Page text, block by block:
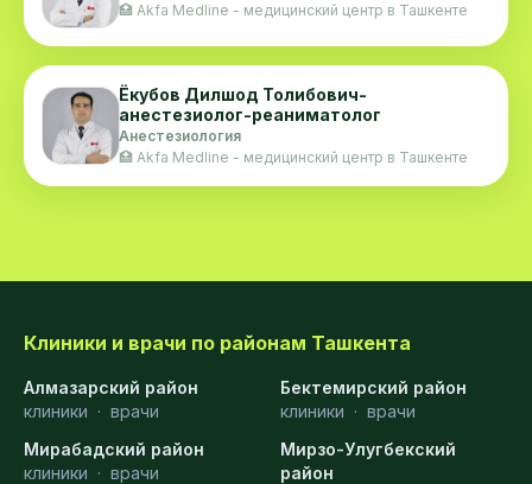
🏥 Akfa Medline - медицинский центр в Ташкенте
Ёкубов Дилшод Толибович-
анестезиолог-реаниматолог
Анестезиология
🏥 Akfa Medline - медицинский центр в Ташкенте
Клиники и врачи по районам Ташкента
Алмазарский район
клиники · врачи
Бектемирский район
клиники · врачи
Мирабадский район
клиники · врачи
Мирзо-Улугбекский
район